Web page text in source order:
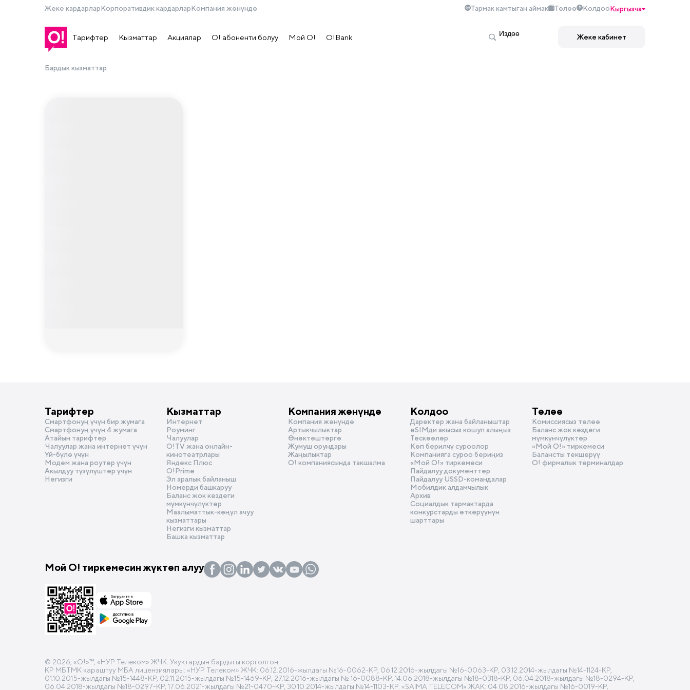
Жеке кардарларКорпоративдик кардарларКомпания жөнүндө Тармак камтыган аймак Төлөө КолдооКыргызча
Тарифтер Кызматтар Акциялар О! абоненти болуу Мой О! O!Bank Жеке кабинет
Бардык кызматтар
Тарифтер
Смартфонуң үчүн бир жумага
Смартфонуң үчүн 4 жумага
Атайын тарифтер
Чалуулар жана интернет үчүн
Үй-бүлө үчүн
Модем жана роутер үчүн
Акылдуу түзүлүштөр үчүн
Негизги
Кызматтар
Интернет
Роуминг
Чалуулар
О!TV жана онлайн-
кинотеатрлары
Яндекс Плюс
O!Prime
Эл аралык байланыш
Номерди башкаруу
Баланс жок кездеги
мүмкүнчүлүктөр
Маалыматтык-көңүл ачуу
кызматтары
Негизги кызматтар
Башка кызматтар
Компания жөнүндө
Компания жөнүндө
Артыкчылыктар
Өнөктөштөргө
Жумуш орундары
Жаңылыктар
О! компаниясында такшалма
Колдоо
Даректер жана байланыштар
eSIMди акысыз кошуп алыңыз
Тескөөлөр
Көп берилчү суроолор
Компанияга суроо бериңиз
«Мой О!» тиркемеси
Пайдалуу документтер
Пайдалуу USSD-командалар
Мобилдик алдамчылык
Архив
Социалдык тармактарда
конкурстарды өткөрүүнүн
шарттары
Төлөө
Комиссиясыз төлөө
Баланс жок кездеги
мүмкүнчүлүктөр
«Мой О!» тиркемеси
Балансты текшерүү
О! фирмалык терминалдар
Мой О! тиркемесин жүктөп алуу
© 2026, «O!»™, «НУР Телеком» ЖЧК. Укуктардын бардыгы корголгон
КР МБТМК караштуу МБА лицензиялары: «НУР Телеком» ЖЧК: 06.12.2016-жылдагы №16-0062-КР, 06.12.2016-жылдагы №16-0063-КР, 03.12.2014-жылдагы №14-1124-КР,
01.10.2015-жылдагы №15-1448-КР, 02.11.2015-жылдагы №15-1469-КР, 27.12.2016-жылдагы № 16-0088-КР, 14.06.2018-жылдагы №18-0318-КР, 06.04.2018-жылдагы №18-0294-КР,
06.04.2018-жылдагы №18-0297-КР, 17.06.2021-жылдагы №21-0470-КР, 30.10.2014-жылдагы №14-1103-КР. «SAIMA TELECOM» ЖАК: 04.08.2016-жылдагы №16-0019-КР,